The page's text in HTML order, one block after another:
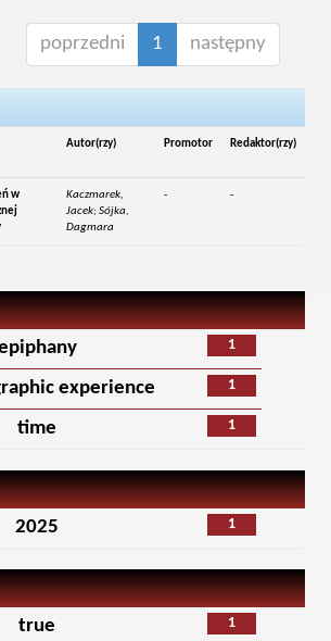
poprzedni 1 następny
Autor(rzy) Promotor Redaktor(rzy)
w
Kaczmarek,
Jacek; Sójka,
Dagmara
- -
1
1
experience
1
time
1
2025
1
true